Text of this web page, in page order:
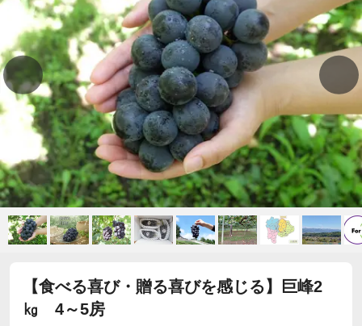
【食べる喜び・贈る喜びを感じる】巨峰2
㎏ 4～5房